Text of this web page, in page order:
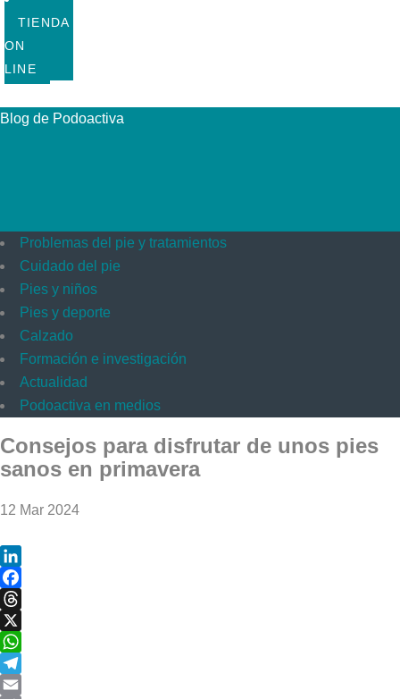
TIENDA
ON
LINE
Blog de Podoactiva
Problemas del pie y tratamientos
Cuidado del pie
Pies y niños
Pies y deporte
Calzado
Formación e investigación
Actualidad
Podoactiva en medios
Consejos para disfrutar de unos pies
sanos en primavera
12 Mar 2024
LinkedIn
Facebook
Threads
X
WhatsApp
Telegram